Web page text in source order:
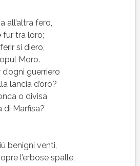
all’altra fero,
fur tra loro;
si diero,
Moro.
guerriero
lancia d’oro?
o divisa
di Marfisa?
benigni venti,
l’erbose spalle,